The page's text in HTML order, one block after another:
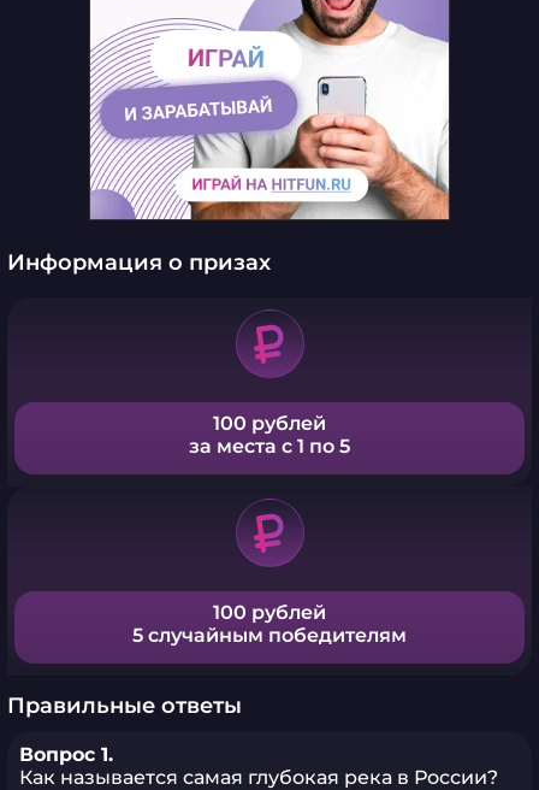
Информация о призах
100 рублей
за места с 1 по 5
100 рублей
5 случайным победителям
Правильные ответы
Вопрос 1.
Как называется самая глубокая река в России?